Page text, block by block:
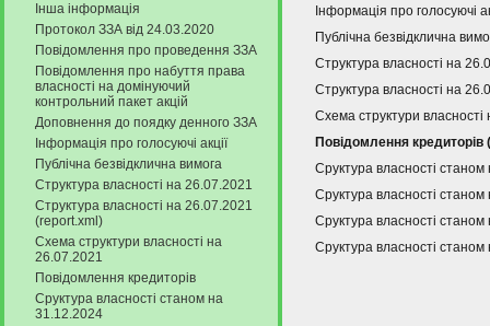
Інша інформація
Протокол ЗЗА від 24.03.2020
Повідомлення про проведення ЗЗА
Повідомлення про набуття права
власності на домінуючий
контрольний пакет акцій
Доповнення до поядку денного ЗЗА
Інформація про голосуючі акції
Публічна безвідклична вимога
Структура власності на 26.07.2021
Структура власності на 26.07.2021
(report.xml)
Схема структури власності на
26.07.2021
Повідомлення кредиторів
Сруктура власності станом на
31.12.2024
Інформація про голосуючі
Публічна безвідклична
Структура власності на
Структура власності на
Схема структури
Повідомлення
Сруктура власності
Сруктура власності
Сруктура власності
Сруктура власності